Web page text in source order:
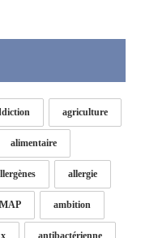
agriculture
alimentaire
allergie
ambition
antibactérienne